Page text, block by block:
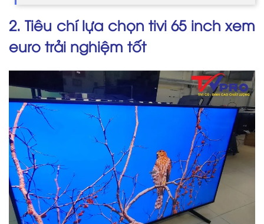
2. Tiêu chí lựa chọn tivi 65 inch xem
euro trải nghiệm tốt